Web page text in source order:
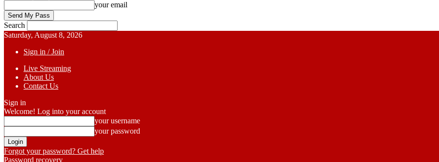
your email
Search
Saturday, August 8, 2026
Sign in / Join
Live Streaming
About Us
Contact Us
Sign in
Welcome! Log into your account
your username
your password
Forgot your password? Get help
Password recovery